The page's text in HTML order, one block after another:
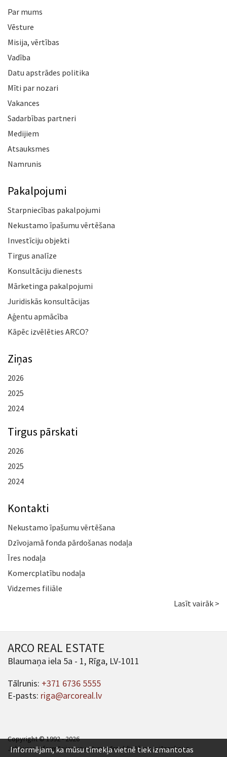
Par mums
Vēsture
Misija, vērtības
Vadība
Datu apstrādes politika
Mīti par nozari
Vakances
Sadarbības partneri
Medijiem
Atsauksmes
Namrunis
Pakalpojumi
Starpniecības pakalpojumi
Nekustamo īpašumu vērtēšana
Investīciju objekti
Tirgus analīze
Konsultāciju dienests
Mārketinga pakalpojumi
Juridiskās konsultācijas
Aģentu apmācība
Kāpēc izvēlēties ARCO?
Ziņas
2026
2025
2024
Tirgus pārskati
2026
2025
2024
Kontakti
Nekustamo īpašumu vērtēšana
Dzīvojamā fonda pārdošanas nodaļa
Īres nodaļa
Komercplatību nodaļa
Vidzemes filiāle
Lasīt vairāk >
ARCO REAL ESTATE
Blaumaņa iela 5a - 1, Rīga, LV-1011
Tālrunis: +371 6736 5555
E-pasts: riga@arcoreal.lv
Copyright © 1992 - 2026
Jebkuras informācijas un satura pārpublicēšana ir jāsaskaņo.
Informējam, ka mūsu tīmekļa vietnē tiek izmantotas